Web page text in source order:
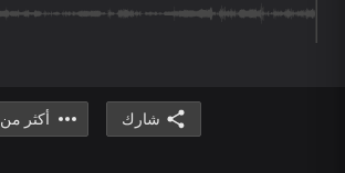
شارك أكثر من